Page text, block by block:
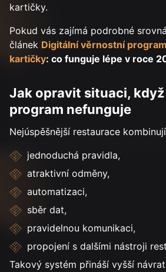
kartičky.
Pokud vás zajímá podrobné
článek Digitální věrnostní
kartičky: co funguje lépe v roce
Jak opravit situaci,
program nefunguje
Nejúspěšnější restaurace
jednoduchá pravidla,
atraktivní odměny,
automatizaci,
sběr dat,
pravidelnou komunikaci,
propojení s dalšími nástroji
Takový systém přináší vyšší